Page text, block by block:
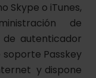
Skype o iTunes,
de
autenticador
soporte Passkey
y dispone